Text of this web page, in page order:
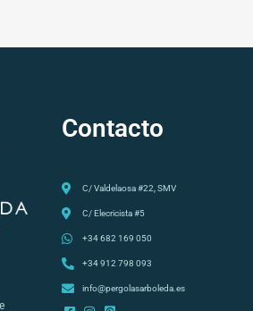
Contacto
C/ Valdelaosa #22, SMV
C/ Elecricista #5
+34 682 169 050
+34 912 798 093
info@pergolasarboleda.es